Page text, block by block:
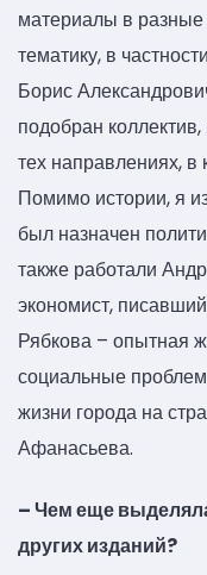
материалы в разные
тематику, в
Борис
подобран
тех направлениях,
Помимо истории, я
был назначен
также работали
экономист,
Рябкова – опытная
социальные
жизни города на
Афанасьева.
– Чем еще
других изданий?